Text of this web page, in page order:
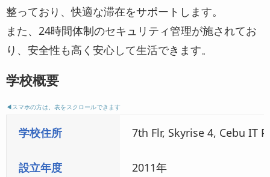
整っており、快適な滞在をサポートします。
また、24時間体制のセキュリティ管理が施されてお
り、安全性も高く安心して生活できます。
学校概要
◀︎スマホの方は、表をスクロールできます
学校住所 7th Flr, Skyrise 4, Cebu IT
設立年度 2011年